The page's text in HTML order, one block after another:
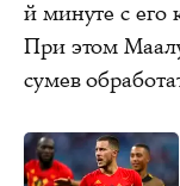
й минуте с его
При этом
сумев